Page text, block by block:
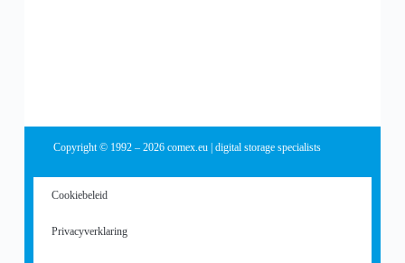
Copyright © 1992 – 2026 comex.eu | digital storage specialists
Cookiebeleid
Privacyverklaring